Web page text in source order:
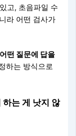
고, 초음파일 수
라 어떤 검사가
떤 질문에 답을
하는 방식으로
하는 게 낫지 않